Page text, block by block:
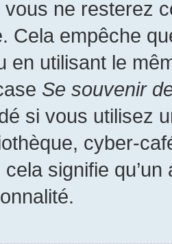
ne resterez
Cela empêche
en utilisant le
Se souvenir
si vous utilisez
cyber-
signifie